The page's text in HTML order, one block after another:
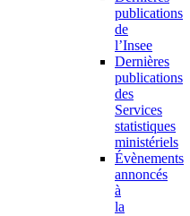
publications
de
l’Insee
Dernières
publications
des
Services
statistiques
ministériels
Évènements
annoncés
à
la